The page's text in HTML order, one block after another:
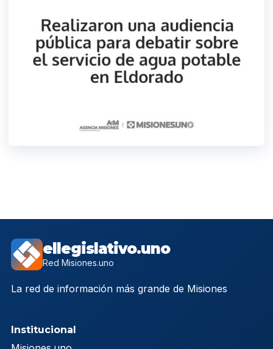
ellegislativo.uno
Red Misiones.uno
La red de información más grande de Misiones
Institucional